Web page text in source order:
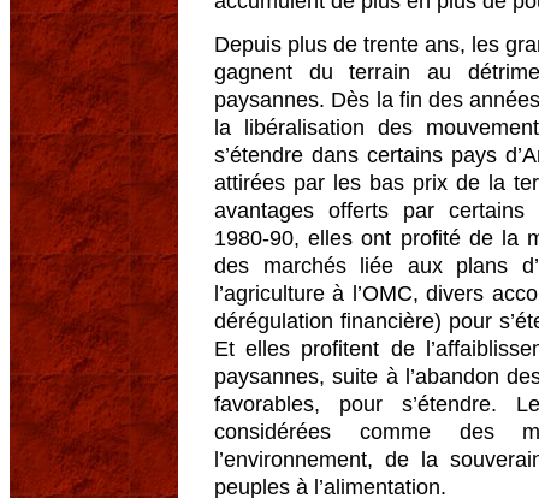
Depuis plus de trente ans, les
gagnent du terrain au
paysannes. Dès la fin des
la libéralisation des
s’étendre dans certains pays
attirées par les bas prix de la
avantages offerts par certains
1980-90, elles ont profité de la
des marchés liée aux plans
l’agriculture à l’OMC, divers
dérégulation financière) pour
Et elles profitent de
paysannes, suite à l’abandon
favorables, pour s’étendre.
considérées comme des
l’environnement, de la
peuples à l’alimentation.